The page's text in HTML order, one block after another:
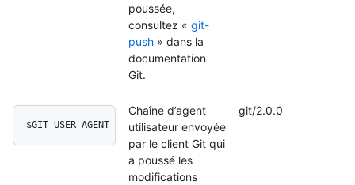
poussée,
consultez « git-
push » dans la
documentation
Git.
$GIT_USER_AGENT
Chaîne d’agent
utilisateur envoyée
par le client Git qui
a poussé les
modifications
git/2.0.0